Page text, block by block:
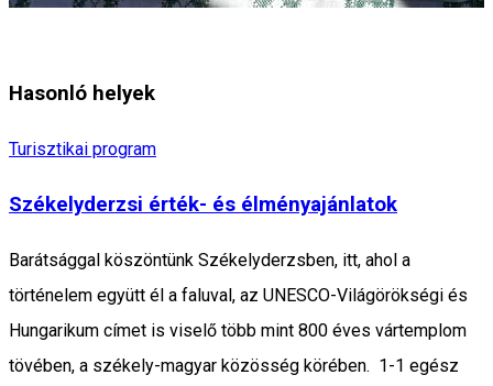
Hasonló helyek
Turisztikai program
Székelyderzsi érték- és élményajánlatok
Barátsággal köszöntünk Székelyderzsben, itt, ahol a
történelem együtt él a faluval, az UNESCO-Világörökségi és
Hungarikum címet is viselő több mint 800 éves vártemplom
tövében, a székely-magyar közösség körében. 1-1 egész